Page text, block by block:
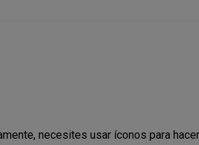
necesites usar íconos para